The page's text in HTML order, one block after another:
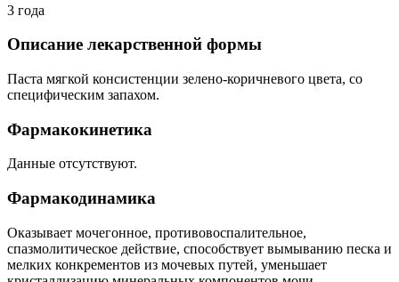
3 года
Описание лекарственной формы
Паста мягкой консистенции зелено-коричневого цвета, со
специфическим запахом.
Фармакокинетика
Данные отсутствуют.
Фармакодинамика
Оказывает мочегонное, противовоспалительное,
спазмолитическое действие, способствует вымыванию песка и
мелких конкрементов из мочевых путей, уменьшает